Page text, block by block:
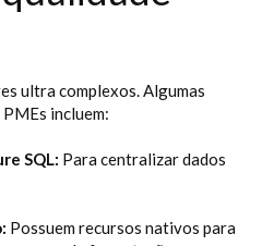
ultra complexos. Algumas
incluem:
SQL: Para centralizar dados
Possuem recursos nativos para